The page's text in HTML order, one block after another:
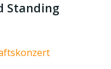
Standing